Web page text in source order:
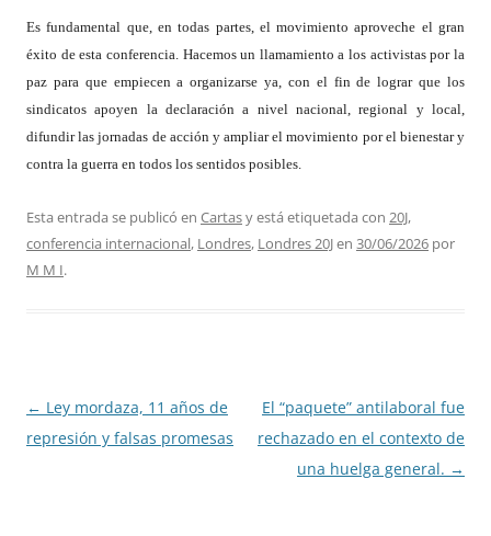
Es fundamental que, en todas partes, el movimiento aproveche el gran
éxito de esta conferencia. Hacemos un llamamiento a los activistas por la
paz para que empiecen a organizarse ya, con el fin de lograr que los
sindicatos apoyen la declaración a nivel nacional, regional y local,
difundir las jornadas de acción y ampliar el movimiento por el bienestar y
contra la guerra en todos los sentidos posibles.
Esta entrada se publicó en Cartasy está etiquetada con 20J,
conferencia internacional, Londres, Londres 20Jen 30/06/2026 por
M M I.
Navegación
de
← Ley mordaza, 11 años de
represión y falsas promesas
El “paquete” antilaboral fue
rechazado en el contexto de
una huelga general. →